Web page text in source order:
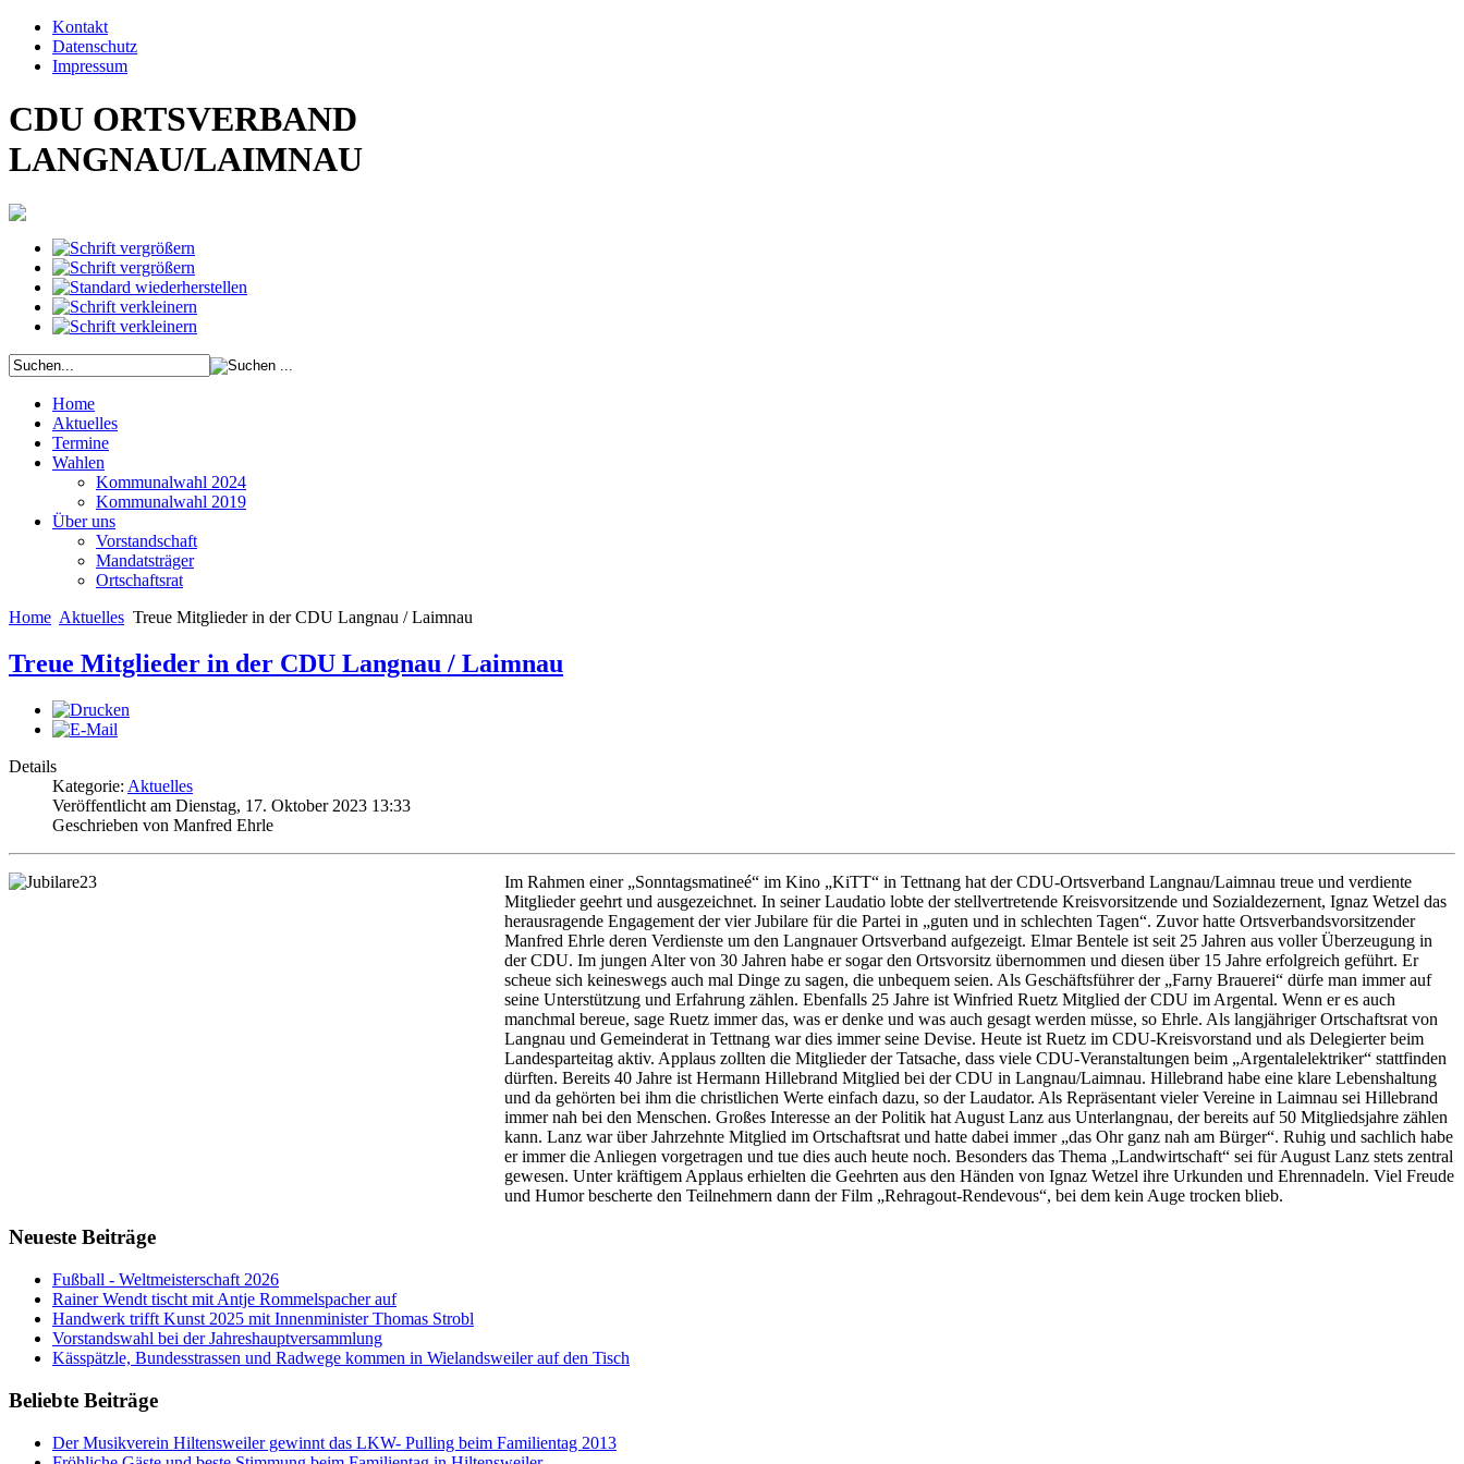
Kontakt
Datenschutz
Impressum
CDU ORTSVERBAND
LANGNAU/LAIMNAU
Home
Aktuelles
Termine
Wahlen
Kommunalwahl 2024
Kommunalwahl 2019
Über uns
Vorstandschaft
Mandatsträger
Ortschaftsrat
Home Aktuelles Treue Mitglieder in der CDU Langnau / Laimnau
Treue Mitglieder in der CDU Langnau / Laimnau
Details
Kategorie: Aktuelles
Veröffentlicht am Dienstag, 17. Oktober 2023 13:33
Geschrieben von Manfred Ehrle
Im Rahmen einer „Sonntagsmatineé“ im Kino „KiTT“ in Tettnang hat der CDU-Ortsverband Langnau/Laimnau treue und verdiente
Mitglieder geehrt und ausgezeichnet. In seiner Laudatio lobte der stellvertretende Kreisvorsitzende und Sozialdezernent, Ignaz Wetzel das
herausragende Engagement der vier Jubilare für die Partei in „guten und in schlechten Tagen“. Zuvor hatte Ortsverbandsvorsitzender
Manfred Ehrle deren Verdienste um den Langnauer Ortsverband aufgezeigt. Elmar Bentele ist seit 25 Jahren aus voller Überzeugung in
der CDU. Im jungen Alter von 30 Jahren habe er sogar den Ortsvorsitz übernommen und diesen über 15 Jahre erfolgreich geführt. Er
scheue sich keineswegs auch mal Dinge zu sagen, die unbequem seien. Als Geschäftsführer der „Farny Brauerei“ dürfe man immer auf
seine Unterstützung und Erfahrung zählen. Ebenfalls 25 Jahre ist Winfried Ruetz Mitglied der CDU im Argental. Wenn er es auch
manchmal bereue, sage Ruetz immer das, was er denke und was auch gesagt werden müsse, so Ehrle. Als langjähriger Ortschaftsrat von
Langnau und Gemeinderat in Tettnang war dies immer seine Devise. Heute ist Ruetz im CDU-Kreisvorstand und als Delegierter beim
Landesparteitag aktiv. Applaus zollten die Mitglieder der Tatsache, dass viele CDU-Veranstaltungen beim „Argentalelektriker“ stattfinden
dürften. Bereits 40 Jahre ist Hermann Hillebrand Mitglied bei der CDU in Langnau/Laimnau. Hillebrand habe eine klare Lebenshaltung
und da gehörten bei ihm die christlichen Werte einfach dazu, so der Laudator. Als Repräsentant vieler Vereine in Laimnau sei Hillebrand
immer nah bei den Menschen. Großes Interesse an der Politik hat August Lanz aus Unterlangnau, der bereits auf 50 Mitgliedsjahre zählen
kann. Lanz war über Jahrzehnte Mitglied im Ortschaftsrat und hatte dabei immer „das Ohr ganz nah am Bürger“. Ruhig und sachlich habe
er immer die Anliegen vorgetragen und tue dies auch heute noch. Besonders das Thema „Landwirtschaft“ sei für August Lanz stets zentral
gewesen. Unter kräftigem Applaus erhielten die Geehrten aus den Händen von Ignaz Wetzel ihre Urkunden und Ehrennadeln. Viel Freude
und Humor bescherte den Teilnehmern dann der Film „Rehragout-Rendevous“, bei dem kein Auge trocken blieb.
Neueste Beiträge
Fußball - Weltmeisterschaft 2026
Rainer Wendt tischt mit Antje Rommelspacher auf
Handwerk trifft Kunst 2025 mit Innenminister Thomas Strobl
Vorstandswahl bei der Jahreshauptversammlung
Kässpätzle, Bundesstrassen und Radwege kommen in Wielandsweiler auf den Tisch
Beliebte Beiträge
Der Musikverein Hiltensweiler gewinnt das LKW- Pulling beim Familientag 2013